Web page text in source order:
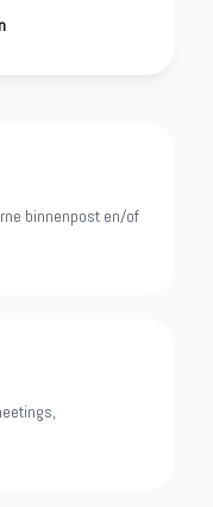
binnenpost en/of